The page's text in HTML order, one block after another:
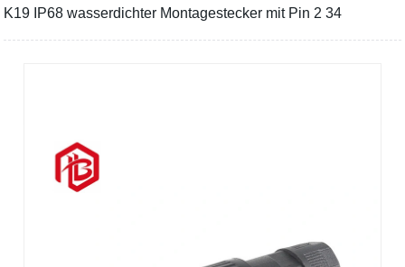
K19 IP68 wasserdichter Montagestecker mit Pin 2 34